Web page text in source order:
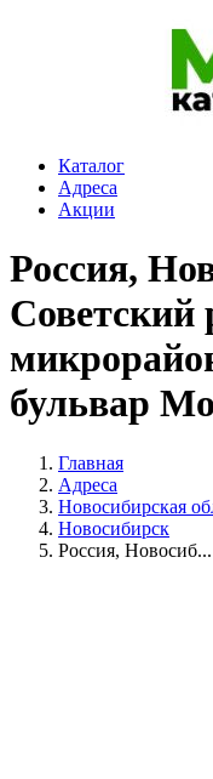
Каталог
Адреса
Акции
Россия,
Советский
бульвар
Главная
Адреса
Новосибирская
Новосибирск
Россия, Новосиб...